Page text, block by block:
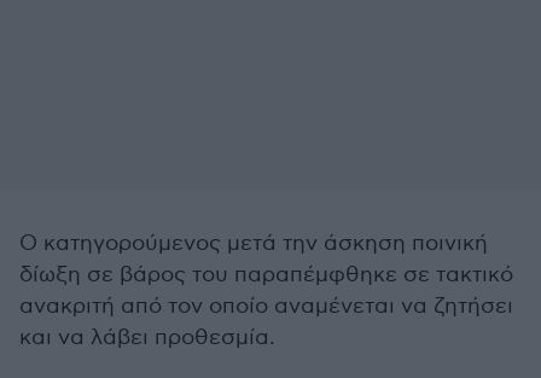
Ο κατηγορούμενος μετά την άσκηση ποινική
δίωξη σε βάρος του παραπέμφθηκε σε τακτικό
ανακριτή από τον οποίο αναμένεται να ζητήσει
και να λάβει προθεσμία.